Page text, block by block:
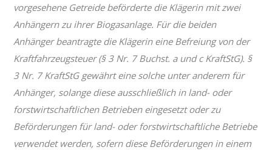
vorgesehene Getreide beförderte die Klägerin mit zwei
Anhängern zu ihrer Biogasanlage. Für die beiden
Anhänger beantragte die Klägerin eine Befreiung von der
Kraftfahrzeugsteuer (§ 3 Nr. 7 Buchst. a und c KraftStG). §
3 Nr. 7 KraftStG gewährt eine solche unter anderem für
Anhänger, solange diese ausschließlich in land- oder
forstwirtschaftlichen Betrieben eingesetzt oder zu
Beförderungen für land- oder forstwirtschaftliche Betriebe
verwendet werden, sofern diese Beförderungen in einem